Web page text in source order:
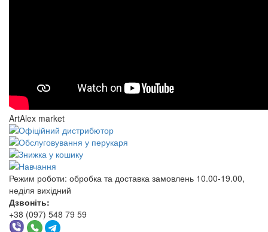
ArtAlex market
Режим роботи: обробка та доставка замовлень 10.00-19.00,
неділя вихідний
Дзвоніть:
+38 (097) 548 79 59